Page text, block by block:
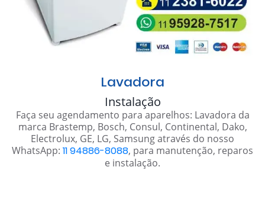
Lavadora
Instalação
Faça seu agendamento para aparelhos: Lavadora da
marca Brastemp, Bosch, Consul, Continental, Dako,
Electrolux, GE, LG, Samsung através do nosso
WhatsApp: 11 94886-8088, para manutenção, reparos
e instalação.